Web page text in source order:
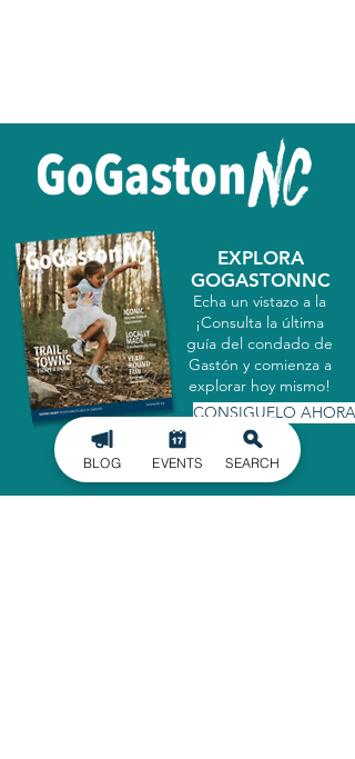
EXPLORA
GOGASTONNC
Echa un vistazo a la
¡Consulta la última
guía del condado de
Gastón y comienza a
explorar hoy mismo!
CONSIGUELO AHORA
BLOG EVENTS SEARCH